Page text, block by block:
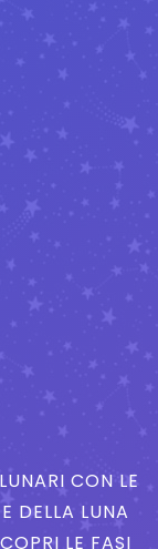
CON LE
DELLA LUNA
LE FASI